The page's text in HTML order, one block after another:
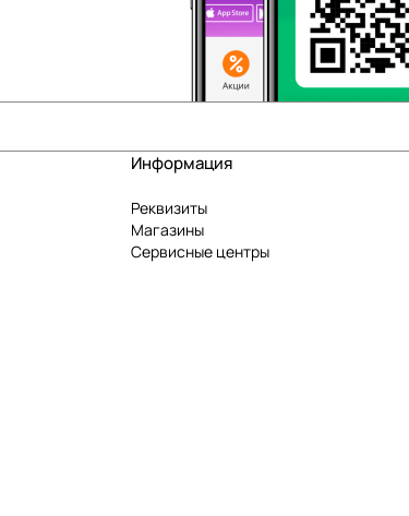
Информация
Реквизиты
Магазины
Сервисные центры